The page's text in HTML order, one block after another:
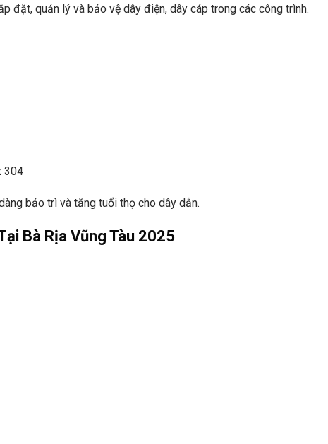
đặt, quản lý và bảo vệ dây điện, dây cáp trong các công trình.
304
bảo trì và tăng tuổi thọ cho dây dẫn.
Bà Rịa Vũng Tàu 2025